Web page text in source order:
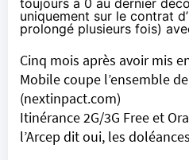
toujours à 0 au dernier
uniquement sur le contrat
prolongé plusieurs fois)
Cinq mois après avoir mis
Mobile coupe l’ensemble
(nextinpact.com)
Itinérance 2G/3G Free et
l’Arcep dit oui, les